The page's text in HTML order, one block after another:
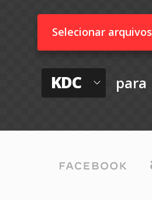
Selecionar arquivos
KDC para